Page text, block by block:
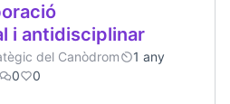
i antidisciplinar
del Canòdrom
1 any
0 0